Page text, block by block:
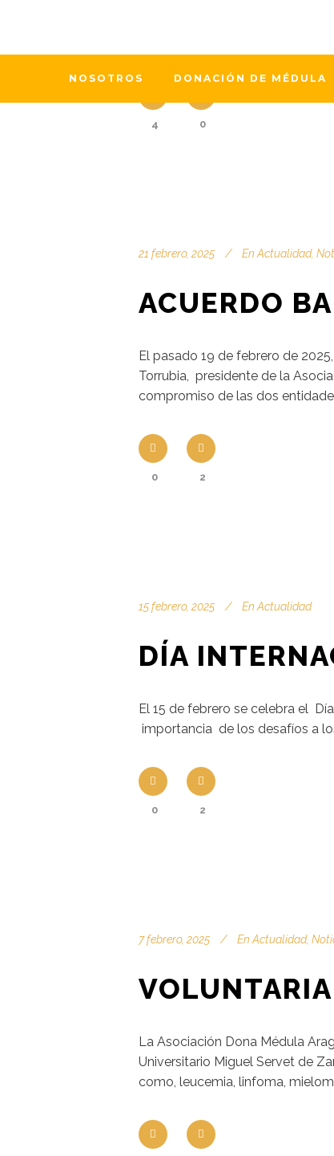
NOSOTROS DONACIÓN DE MÉDULA
4 0
21 febrero, 2025 En Actualidad,
ACUERDO
El pasado 19 de febrero de
Torrubia, presidente de la
compromiso de las dos
0 2
15 febrero, 2025 En Actualidad
DÍA
El 15 de febrero se celebra el
importancia de los desafíos a
0 2
7 febrero, 2025 En Actualidad,
La Asociación Dona Médula
Universitario Miguel Servet de
como, leucemia, linfoma,